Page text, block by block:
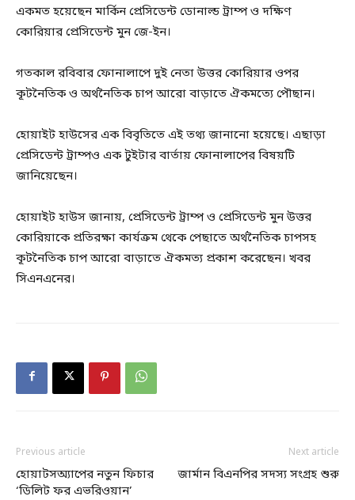
একমত হয়েছেন মার্কিন প্রেসিডেন্ট ডোনাল্ড ট্রাম্প ও দক্ষিণ
কোরিয়ার প্রেসিডেন্ট মুন জে-ইন।
গতকাল রবিবার ফোনালাপে দুই নেতা উত্তর কোরিয়ার ওপর
কূটনৈতিক ও অর্থনৈতিক চাপ আরো বাড়াতে ঐকমত্যে পৌছান।
হোয়াইট হাউসের এক বিবৃতিতে এই তথ্য জানানো হয়েছে। এছাড়া
প্রেসিডেন্ট ট্রাম্পও এক টুইটার বার্তায় ফোনালাপের বিষয়টি
জানিয়েছেন।
হোয়াইট হাউস জানায়, প্রেসিডেন্ট ট্রাম্প ও প্রেসিডেন্ট মুন উত্তর
কোরিয়াকে প্রতিরক্ষা কার্যক্রম থেকে পেছাতে অর্থনৈতিক চাপসহ
কূটনৈতিক চাপ আরো বাড়াতে ঐকমত্য প্রকাশ করেছেন। খবর
সিএনএনের।
Previous article
হোয়াটসঅ্যাপের নতুন ফিচার
‘ডিলিট ফর এভরিওয়ান’
Next article
জার্মান বিএনপির সদস্য সংগ্রহ শুরু